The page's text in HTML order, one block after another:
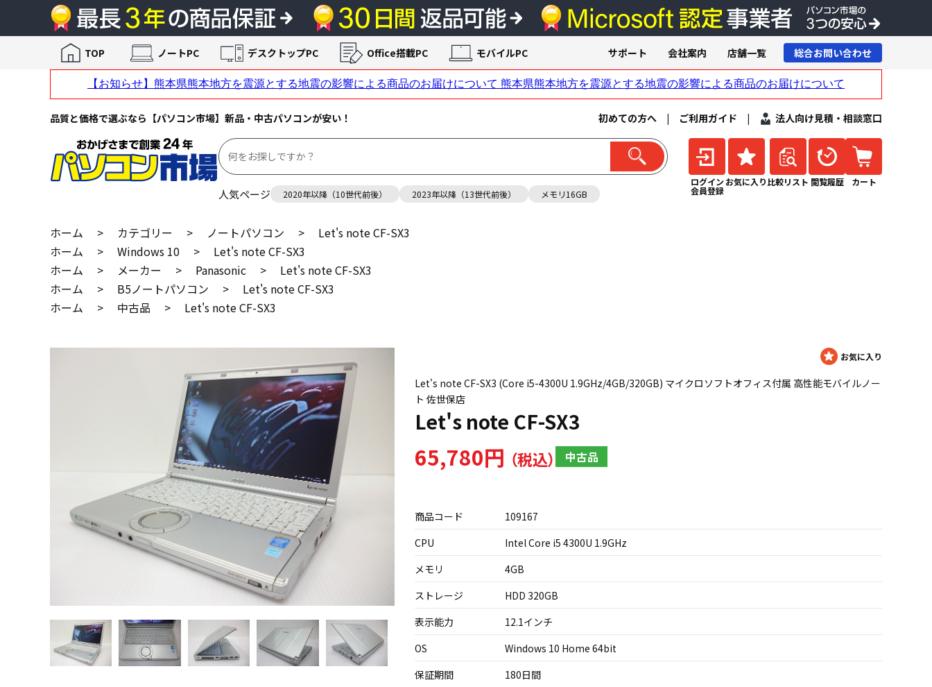
品質と価格で選ぶなら【パソコン市場】新品・中古パソコンが安い！ 初めての方へ | ご利用ガイド | 法人向け見積・相談窓口
人気ページ 2020年以降（10世代前後） 2023年以降（13世代前後） メモリ16GB
ログイン
会員登録
お気に入り 比較リスト 閲覧履歴 カート
TOP ノートPC デスクトップPC Office搭載PC モバイルPC サポート 会社案内 店舗一覧 総合お問い合わせ
ホーム > カテゴリー > ノートパソコン >
Let's note CF-SX3
ホーム
> Windows 10 >
Let's note CF-SX3
ホーム
> メーカー > Panasonic >
Let's note CF-SX3
ホーム
> B5ノートパソコン >
Let's note CF-SX3
ホーム
> 中古品 > Let's note CF-SX3
Let's note CF-SX3 (Core i5-4300U 1.9GHz/4GB/320GB) マイクロソフトオフィス付属 高性能モバイルノー
ト 佐世保店
Let's note CF-SX3
65,780円 中古品
商品コード
109167
CPU
Intel Core i5 4300U 1.9GHz
メモリ
4GB
ストレージ
HDD 320GB
表示能力
12.1インチ
OS
Windows 10 Home 64bit
保証期間
180日間